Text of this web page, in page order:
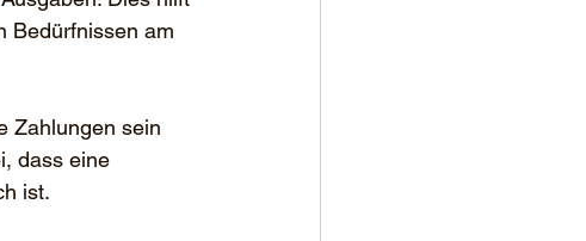
Bedürfnissen am
Zahlungen sein
dass eine
ist.